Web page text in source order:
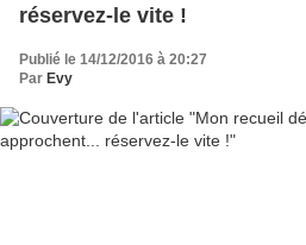
réservez-le vite !
Publié le 14/12/2016 à 20:27
Par Evy